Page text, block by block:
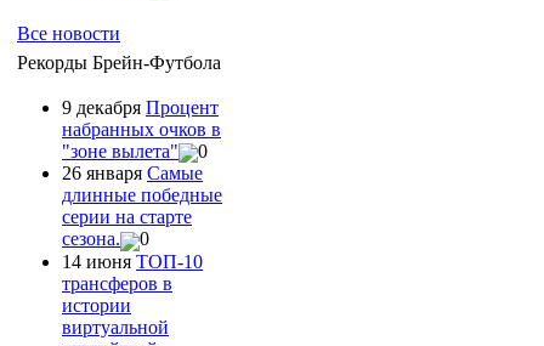
Все новости
Рекорды Брейн-Футбола
9 декабря Процент
набранных очков в
"зоне вылета"
0
26 января Самые
длинные победные
серии на старте
сезона.
0
14 июня ТОП-10
трансферов в
истории
виртуальной